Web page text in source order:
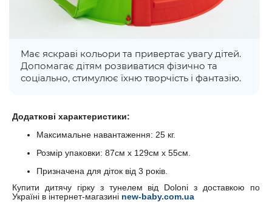
Має яскраві кольори та привертає увагу дітей.
Допомагає дітям розвиватися фізично та
соціально, стимулює їхню творчість і фантазію.
Додаткові характеристики:
Максимальне навантаження: 25 кг.
Розмір упаковки: 87см х 129см х 55см.
Призначена для діток від 3 років.
Купити дитячу гірку з тунелем від Doloni з доставкою по
Україні в інтернет-магазині new-baby.com.ua